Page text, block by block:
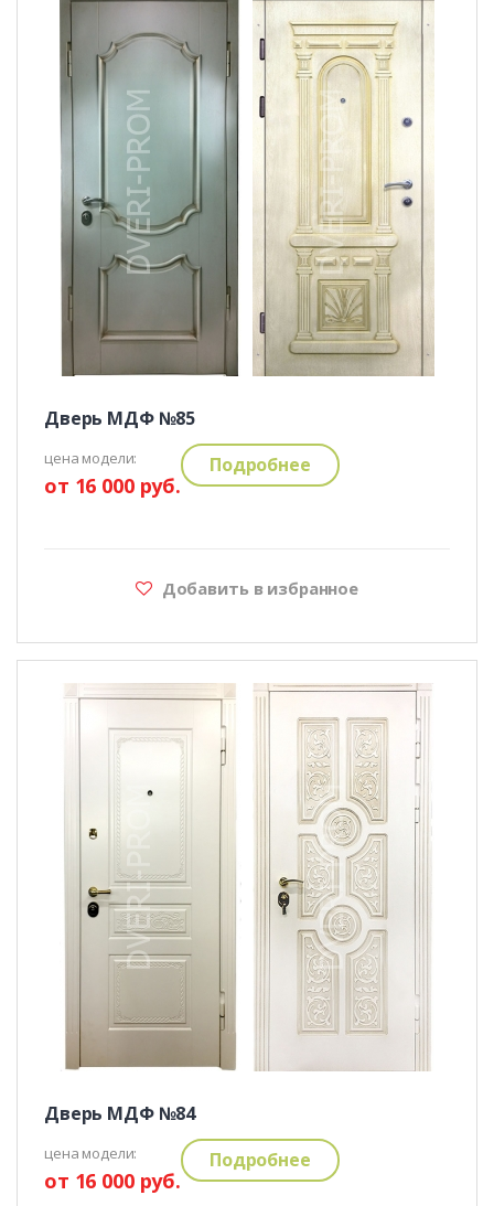
Дверь МДФ №85
цена модели:
от 16 000 руб.
Подробнее
Добавить в избранное
Дверь МДФ №84
цена модели:
от 16 000 руб.
Подробнее